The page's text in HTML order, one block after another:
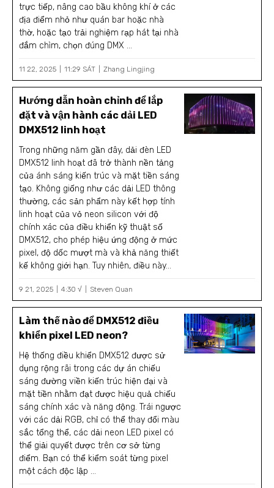
trực tiếp, nâng cao bầu không khí ở các
địa điểm nhỏ như quán bar hoặc nhà
thờ, hoặc tạo trải nghiệm rạp hát tại nhà
đắm chìm, chọn đúng DMX ...
11 22, 2025 11:29 SÁT Zhang Lingjing
Hướng dẫn hoàn chỉnh để lắp
đặt và vận hành các dải LED
DMX512 linh hoạt
Trong những năm gần đây, dải đèn LED
DMX512 linh hoạt đã trở thành nền tảng
của ánh sáng kiến trúc và mặt tiền sáng
tạo. Không giống như các dải LED thông
thường, các sản phẩm này kết hợp tính
linh hoạt của vỏ neon silicon với độ
chính xác của điều khiển kỹ thuật số
DMX512, cho phép hiệu ứng động ở mức
pixel, độ dốc mượt mà và khả năng thiết
kế không giới hạn. Tuy nhiên, điều này...
9 21, 2025 4:30 √ Steven Quan
Làm thế nào để DMX512 điều
khiển pixel LED neon?
Hệ thống điều khiển DMX512 được sử
dụng rộng rãi trong các dự án chiếu
sáng đường viền kiến trúc hiện đại và
mặt tiền nhằm đạt được hiệu quả chiếu
sáng chính xác và năng động. Trái ngược
với các dải RGB, chỉ có thể thay đổi màu
sắc tổng thể, các dải neon LED pixel có
thể giải quyết được trên cơ sở từng
điểm. Bạn có thể kiểm soát từng pixel
một cách độc lập ...